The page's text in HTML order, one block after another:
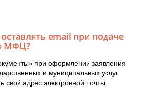
email при подаче
МФЦ?
при оформлении заявления
и муниципальных услуг
свой адрес электронной почты.